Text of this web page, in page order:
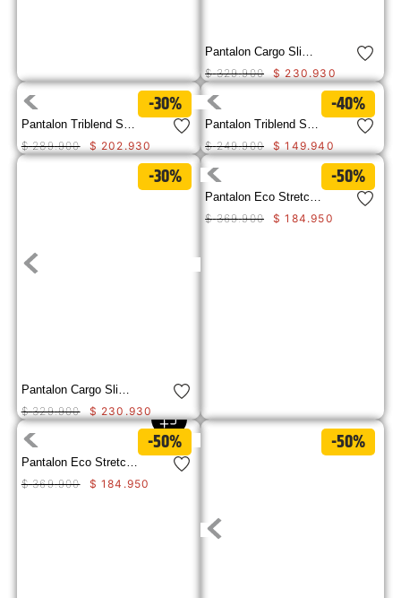
$ 329.900 $ 230 .930
-30%
$ 289.900 $ 202 .930
-40%
$ 249.900 $ 149.940
-30%
$ 329.900 $ 230 .930
-50%
$ 369.900 $ 184 .950
-50%
$ 369.900 $ 184 .950
-50%